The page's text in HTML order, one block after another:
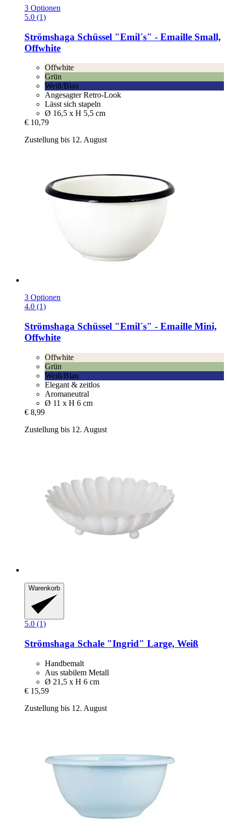
3 Optionen
5.0 (1)
Strömshaga Schüssel "Emil´s" -​ Emaille Small,
Offwhite
Offwhite
Grün
Weiß/Blau
Angesagter Retro-Look
Lässt sich stapeln
Ø 16,5 x H 5,5 cm
€ 10,79
Zustellung bis 12. August
3 Optionen
4.0 (1)
Strömshaga Schüssel "Emil´s" -​ Emaille Mini,
Offwhite
Offwhite
Grün
Weiß/Blau
Elegant & zeitlos
Aromaneutral
Ø 11 x H 6 cm
€ 8,99
Zustellung bis 12. August
Warenkorb
5.0 (1)
Strömshaga Schale "Ingrid" Large, Weiß
Handbemalt
Aus stabilem Metall
Ø 21,5 x H 6 cm
€ 15,59
Zustellung bis 12. August